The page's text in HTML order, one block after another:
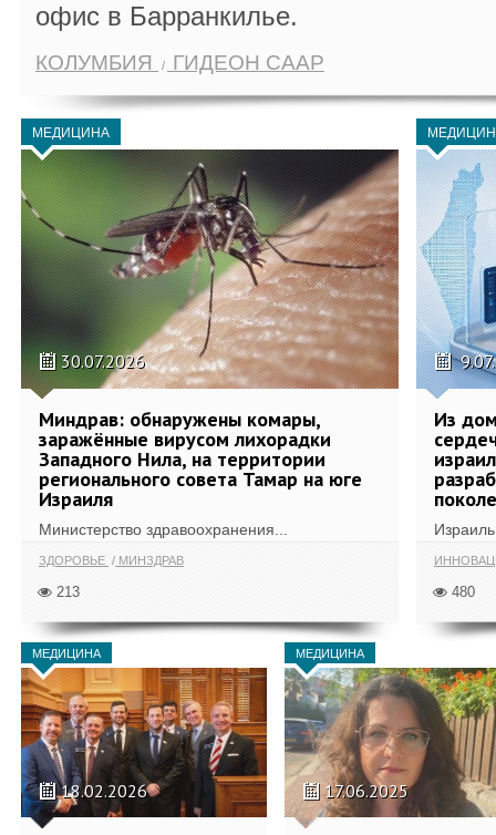
офис в Барранкилье.
КОЛУМБИЯ ГИДЕОН СААР
МЕДИЦИНА
30.07.2026
Миндрав: обнаружены комары,
заражённые вирусом лихорадки
Западного Нила, на территории
регионального совета Тамар на юге
Израиля
Министерство здравоохранения...
ЗДОРОВЬЕ МИНЗДРАВ
213
Из
Израиль
480
МЕДИЦИНА
18.02.2026
МЕДИЦИНА
17.06.2025